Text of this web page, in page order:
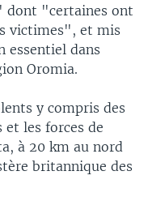
dont "certaines ont
victimes", et mis
essentiel dans
Oromia.
y compris des
les forces de
à 20 km au nord
britannique des